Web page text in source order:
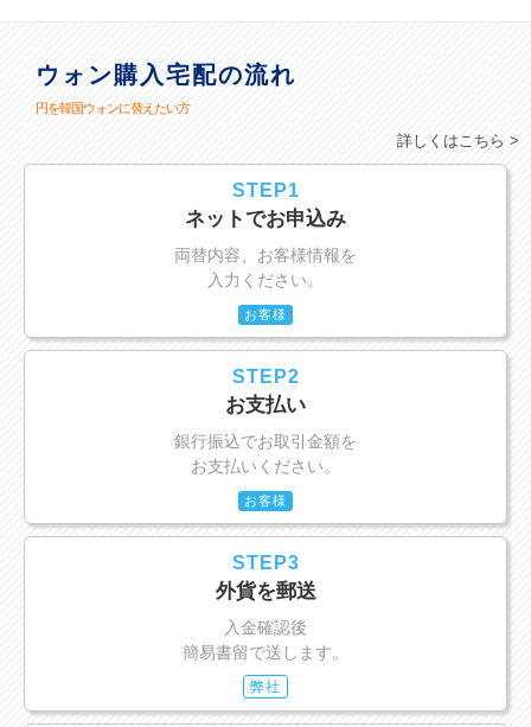
ウォン購入宅配の流れ
円を韓国ウォンに替えたい方
詳しくはこちら >
STEP1
ネットでお申込み
両替内容、お客様情報を
入力ください。
お客様
STEP2
お支払い
銀行振込でお取引金額を
お支払いください。
お客様
STEP3
外貨を郵送
入金確認後
簡易書留で送します。
弊社